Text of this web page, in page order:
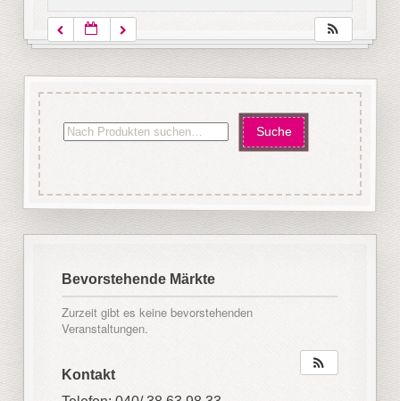
Bevorstehende Märkte
Zurzeit gibt es keine bevorstehenden
Veranstaltungen.
Kontakt